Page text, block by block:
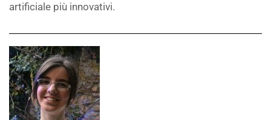
artificiale più innovativi.